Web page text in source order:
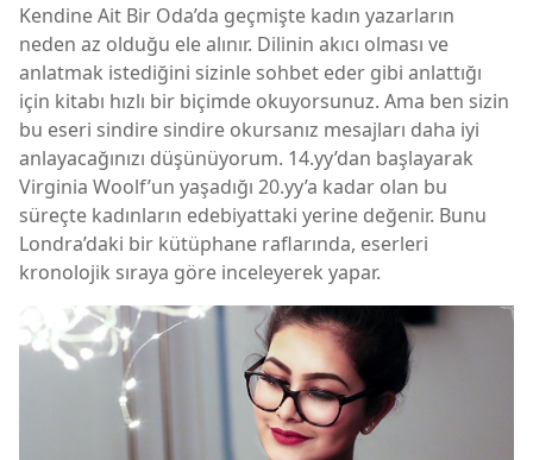
Kendine Ait Bir Oda’da geçmişte kadın yazarların
neden az olduğu ele alınır. Dilinin akıcı olması ve
anlatmak istediğini sizinle sohbet eder gibi anlattığı
için kitabı hızlı bir biçimde okuyorsunuz. Ama ben sizin
bu eseri sindire sindire okursanız mesajları daha iyi
anlayacağınızı düşünüyorum. 14.yy’dan başlayarak
Virginia Woolf’un yaşadığı 20.yy’a kadar olan bu
süreçte kadınların edebiyattaki yerine değenir. Bunu
Londra’daki bir kütüphane raflarında, eserleri
kronolojik sıraya göre inceleyerek yapar.